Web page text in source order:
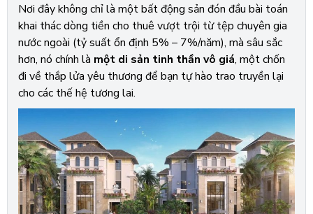
Nơi đây không chỉ là một bất động sản đón đầu bài toán
khai thác dòng tiền cho thuê vượt trội từ tệp chuyên gia
nước ngoài (tỷ suất ổn định 5% – 7%/năm), mà sâu sắc
hơn, nó chính là một di sản tinh thần vô giá, một chốn
đi về thắp lửa yêu thương để bạn tự hào trao truyền lại
cho các thế hệ tương lai.